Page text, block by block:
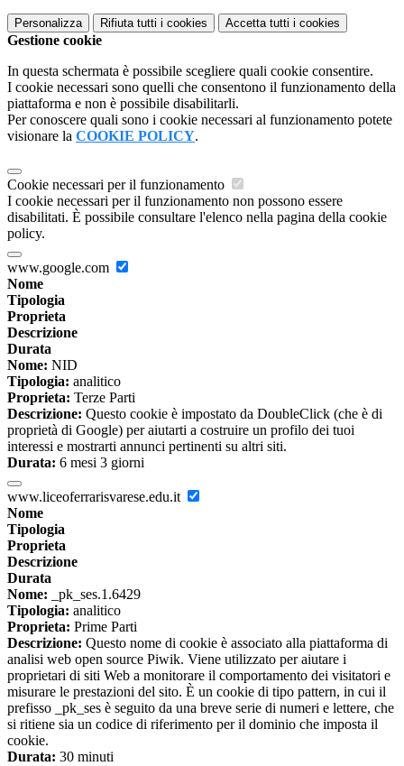
Personalizza Rifiuta tutti i cookies Accetta tutti i cookies
Gestione cookie
In questa schermata è possibile scegliere quali cookie consentire.
I cookie necessari sono quelli che consentono il funzionamento della
piattaforma e non è possibile disabilitarli.
Per conoscere quali sono i cookie necessari al funzionamento potete
visionare la COOKIE POLICY.
Cookie necessari per il funzionamento
I cookie necessari per il funzionamento non possono essere
disabilitati. È possibile consultare l'elenco nella pagina della cookie
policy.
www.google.com
Nome
Tipologia
Proprieta
Descrizione
Durata
Nome: NID
Tipologia: analitico
Proprieta: Terze Parti
Descrizione: Questo cookie è impostato da DoubleClick (che è di
proprietà di Google) per aiutarti a costruire un profilo dei tuoi
interessi e mostrarti annunci pertinenti su altri siti.
Durata: 6 mesi 3 giorni
www.liceoferrarisvarese.edu.it
Nome
Tipologia
Proprieta
Descrizione
Durata
Nome: _pk_ses.1.6429
Tipologia: analitico
Proprieta: Prime Parti
Descrizione: Questo nome di cookie è associato alla piattaforma di
analisi web open source Piwik. Viene utilizzato per aiutare i
proprietari di siti Web a monitorare il comportamento dei visitatori e
misurare le prestazioni del sito. È un cookie di tipo pattern, in cui il
prefisso _pk_ses è seguito da una breve serie di numeri e lettere, che
si ritiene sia un codice di riferimento per il dominio che imposta il
cookie.
Durata: 30 minuti